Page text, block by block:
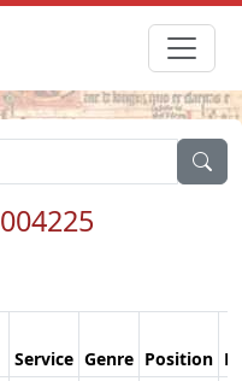
004225
Service Genre Position